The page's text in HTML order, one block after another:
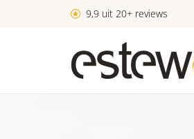
9,9 uit 20+ reviews